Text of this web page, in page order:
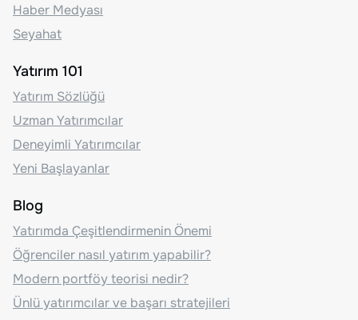
Haber Medyası
Seyahat
Yatırım 101
Yatırım Sözlüğü
Uzman Yatırımcılar
Deneyimli Yatırımcılar
Yeni Başlayanlar
Blog
Yatırımda Çeşitlendirmenin Önemi
Öğrenciler nasıl yatırım yapabilir?
Modern portföy teorisi nedir?
Ünlü yatırımcılar ve başarı stratejileri